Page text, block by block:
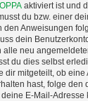
aktiviert ist und
du bzw. einer
den Anweisungen
dein
neu
du dies selbst
dir mitgeteilt, ob
hast, folge den
E-Mail-